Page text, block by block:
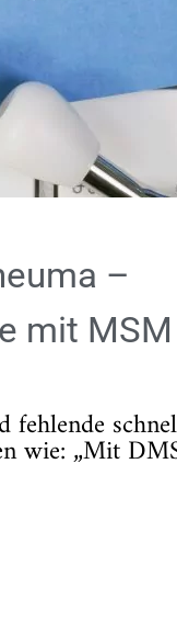
–
mit
wie: „Mit